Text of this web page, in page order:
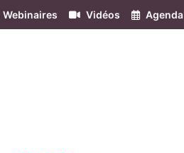
Webinaires Vidéos Agenda